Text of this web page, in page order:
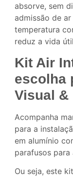
absorve, sem
admissão de
temperatura
reduz a vida
Kit Air
escolha
Visual &
Acompanha
para a
em alumínio
parafusos para
Ou seja, este